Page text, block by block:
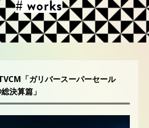
# works
「ガリバースーパーセール
決算篇」